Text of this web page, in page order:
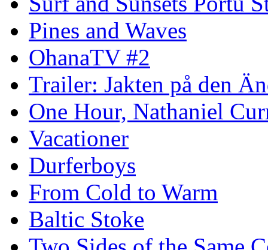
Pines and Waves
OhanaTV #2
Trailer: Jakten på den
One Hour, Nathaniel
Vacationer
Durferboys
From Cold to Warm
Baltic Stoke